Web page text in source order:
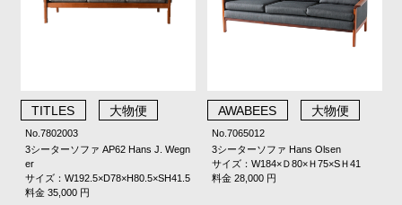
TITLES 大物便
No.7802003
3シーターソファ AP62 Hans J. Wegn
er
サイズ：W192.5×D78×H80.5×SH41.5
料金 35,000 円
AWABEES 大物便
No.7065012
3シーターソファ Hans Olsen
サイズ：W184×Ｄ80×Ｈ75×SＨ41
料金 28,000 円